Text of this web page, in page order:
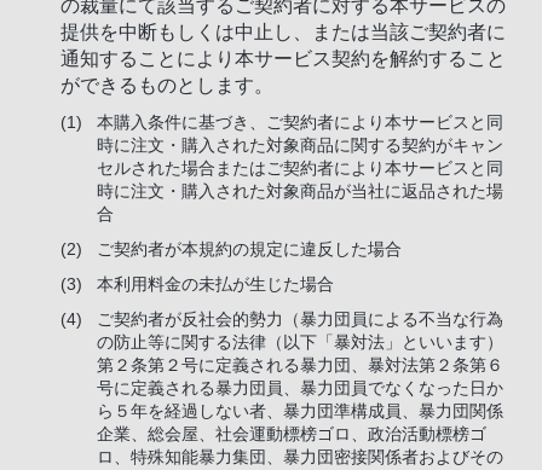
の裁量にて該当するご契約者に対する本サービスの
提供を中断もしくは中止し、または当該ご契約者に
通知することにより本サービス契約を解約すること
ができるものとします。
本購入条件に基づき、ご契約者により本サービスと同
時に注文・購入された対象商品に関する契約がキャン
セルされた場合またはご契約者により本サービスと同
時に注文・購入された対象商品が当社に返品された場
合
ご契約者が本規約の規定に違反した場合
本利用料金の未払が生じた場合
ご契約者が反社会的勢力（暴力団員による不当な行為
の防止等に関する法律（以下「暴対法」といいます）
第２条第２号に定義される暴力団、暴対法第２条第６
号に定義される暴力団員、暴力団員でなくなった日か
ら５年を経過しない者、暴力団準構成員、暴力団関係
企業、総会屋、社会運動標榜ゴロ、政治活動標榜ゴ
ロ、特殊知能暴力集団、暴力団密接関係者およびその